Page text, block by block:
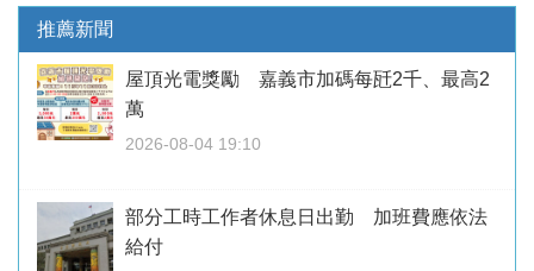
推薦新聞
屋頂光電獎勵 嘉義市加碼每瓩2千、最高2
萬
2026-08-04 19:10
部分工時工作者休息日出勤 加班費應依法
給付